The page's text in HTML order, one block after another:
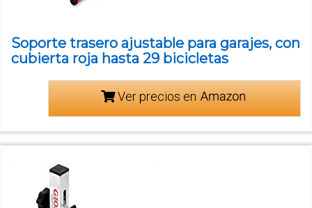
Soporte trasero ajustable para garajes, con
cubierta roja hasta 29 bicicletas
Ver precios en